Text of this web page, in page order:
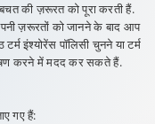
की ज़रूरत को पूरा करती हैं.
ज़रूरतों को जानने के बाद आप
इंश्योरेंस पॉलिसी चुनने या टर्म
करने में मदद कर सकते हैं.
गए हैं: